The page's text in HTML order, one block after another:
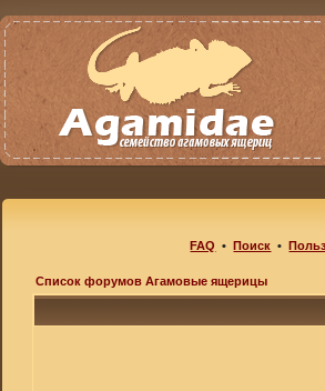
FAQ •Поиск •
Список форумов Агамовые ящерицы